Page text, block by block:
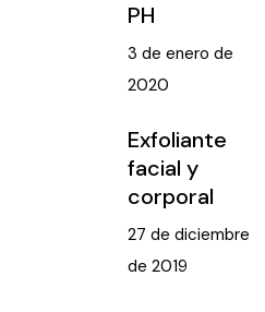
PH
3 de enero de
2020
Exfoliante
facial y
corporal
27 de diciembre
de 2019